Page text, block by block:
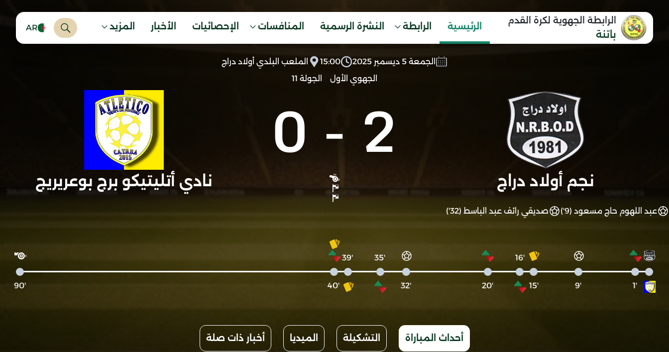
الرابطة الجهوية لكرة القدم
باتنة
الرئيسية الرابطة النشرة الرسمية المنافسات الإحصائيات الأخبار المزيد AR
الجمعة 5 ديسمبر 2025 15:00
الملعب البلدي أولاد دراج
الجهوي الأول
الجولة 11
نجم أولاد دراج
2
-
0
نادي أتليتيكو برج بوعريريج
عبد اللهوم حاج مسعود (9') صديقي رائف عبد الباسط (32')
'1
'9
'15
'16
'20
'32
'35
'39
'40
'90
أحداث المباراة التشكيلة الميديا أخبار ذات صلة